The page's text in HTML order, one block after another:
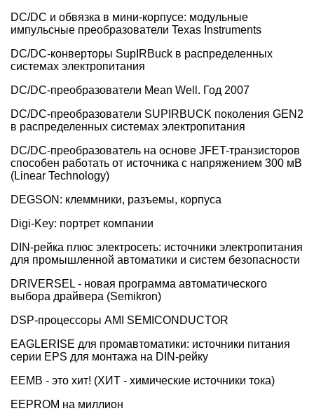
DC/DC и обвязка в мини-корпусе: модульные
импульсные преобразователи Texas Instruments
DC/DC-конверторы SupIRBuck в распределенных
системах электропитания
DC/DC-преобразователи Mean Well. Год 2007
DC/DC-преобразователи SUPIRBUCK поколения GEN2
в распределенных системах электропитания
DC/DC-преобразователь на основе JFET-транзисторов
способен работать от источника с напряжением 300 мВ
(Linear Technology)
DEGSON: клеммники, разъемы, корпуса
Digi-Key: портрет компании
DIN-рейка плюс электросеть: источники электропитания
для промышленной автоматики и систем безопасности
DRIVERSEL - новая программа автоматического
выбора драйвера (Semikron)
DSP-процессоры AMI SEMICONDUCTOR
EAGLERISE для промавтоматики: источники питания
серии EPS для монтажа на DIN-рейку
EEMB - это хит! (ХИТ - химические источники тока)
EEPROM на миллион